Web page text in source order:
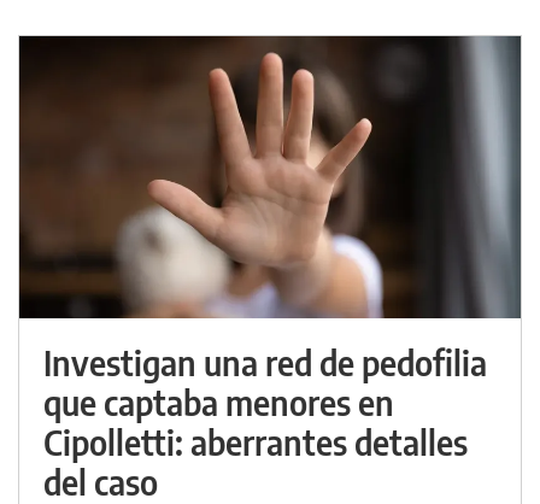
Investigan una red de pedofilia
que captaba menores en
Cipolletti: aberrantes detalles
del caso